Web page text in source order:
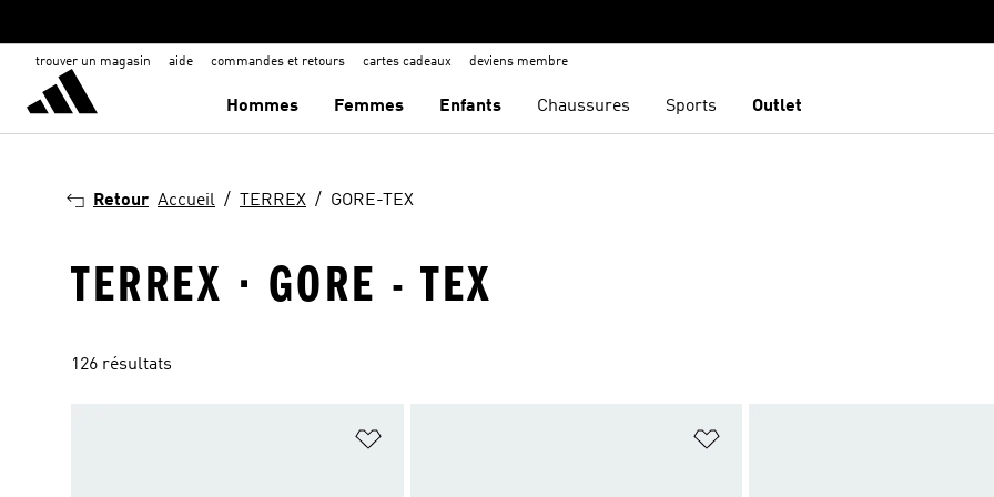
trouver un magasin aide commandes et retours cartes cadeaux deviens membre
Hommes Femmes Enfants Chaussures Sports Outlet
Retour Accueil TERREX GORE-TEX
TERREX · GORE - TEX
126 résultats